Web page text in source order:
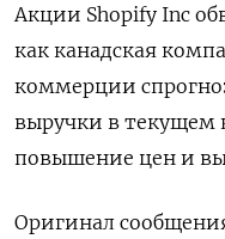
Акции Shopify Inc
как канадская
коммерции
выручки в текущем
повышение цен и
Оригинал